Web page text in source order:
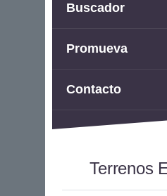
Buscador
Promueva
Contacto
Terrenos